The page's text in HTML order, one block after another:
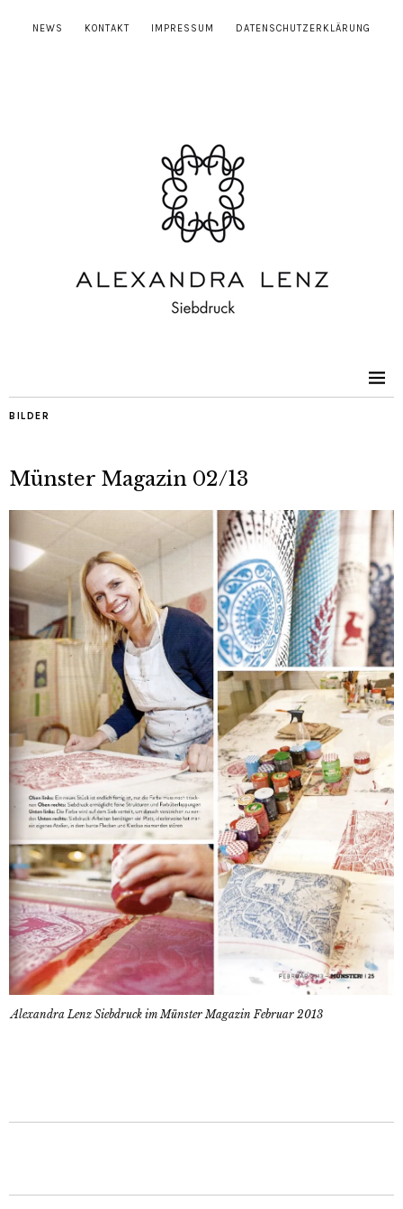
NEWS KONTAKT IMPRESSUM DATENSCHUTZERKLÄRUNG
BILDER
Münster Magazin 02/13
Alexandra Lenz Siebdruck im Münster Magazin Februar 2013